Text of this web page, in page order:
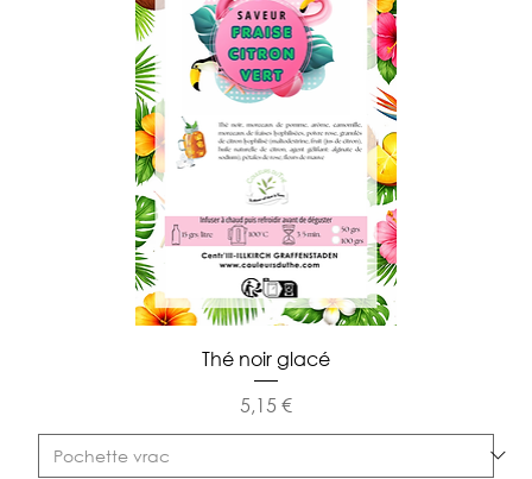
Thé noir glacé
Prix
5,15 €